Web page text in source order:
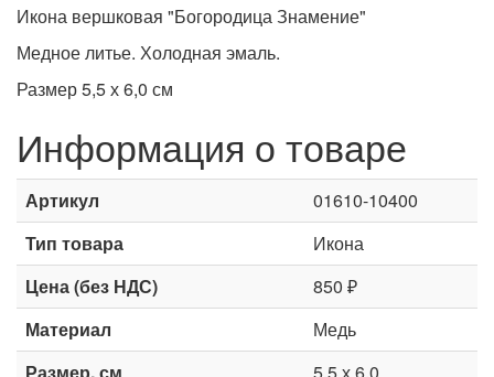
Икона вершковая "Богородица Знамение"
Медное литье. Холодная эмаль.
Размер 5,5 х 6,0 см
Информация о товаре
Артикул
01610-10400
Тип товара
Икона
Цена (без НДС)
850 ₽
Материал
Медь